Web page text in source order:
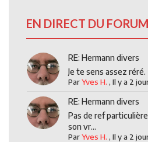
EN DIRECT DU FORUM
RE: Hermann divers
Je te sens assez réré.
ParYves H. ,Il y a 2
RE: Hermann divers
Pas de ref
son vr...
ParYves H. ,Il y a 2